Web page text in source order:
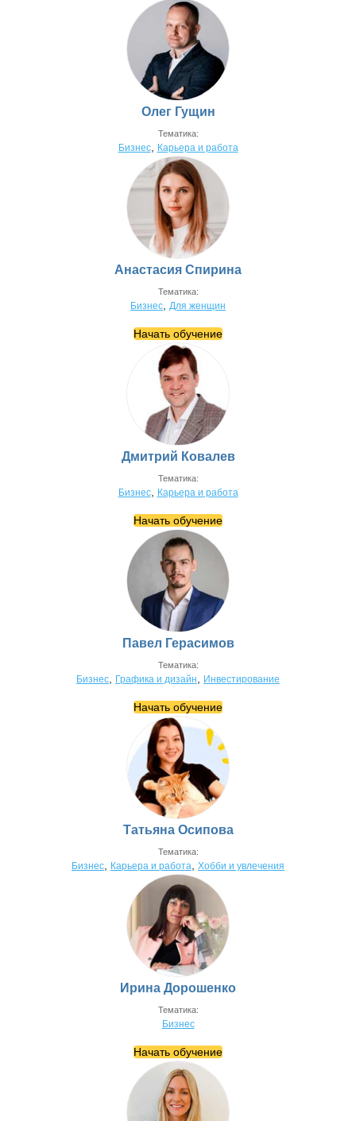
Олег Гущин
Тематика:
Бизнес, Карьера и работа
Анастасия Спирина
Тематика:
Бизнес Для женщин
Начать обучение
Дмитрий Ковалев
Тематика:
Бизнес, Карьера и работа
Начать обучение
Павел Герасимов
Тематика:
Бизнес Графика и дизайн Инвестирование
Начать обучение
Татьяна Осипова
Тематика:
Бизнес Карьера и работа Хобби и увлечения
Ирина Дорошенко
Тематика:
Бизнес
Начать обучение